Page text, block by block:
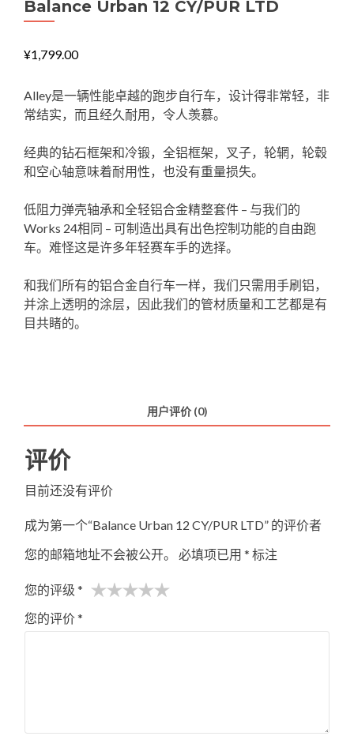
Balance Urban 12 CY/PUR LTD
¥1,799.00
Alley是一辆性能卓越的跑步自行车，设计得非常轻，非
常结实，而且经久耐用，令人羡慕。
经典的钻石框架和冷锻，全铝框架，叉子，轮辋，轮毂
和空心轴意味着耐用性，也没有重量损失。
低阻力弹壳轴承和全轻铝合金精整套件 – 与我们的
Works 24相同 – 可制造出具有出色控制功能的自由跑
车。难怪这是许多年轻赛车手的选择。
和我们所有的铝合金自行车一样，我们只需用手刷铝，
并涂上透明的涂层，因此我们的管材质量和工艺都是有
目共睹的。
数
量
用户评价 (0)
评价
目前还没有评价
成为第一个“Balance Urban 12 CY/PUR LTD” 的评价者
您的邮箱地址不会被公开。
必填项已用 * 标注
您的评级 *
您的评价*